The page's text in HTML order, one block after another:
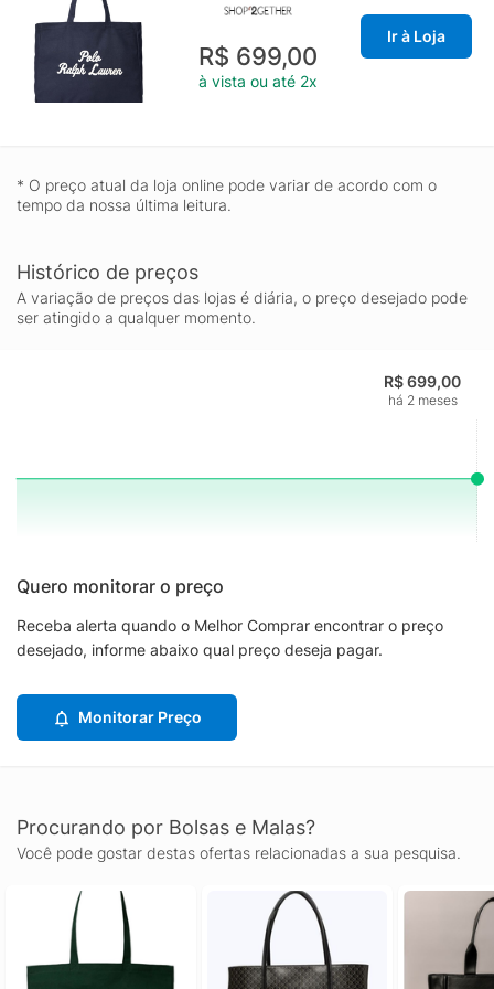
R$ 699,00
à vista ou até 2x
Ir à Loja
* O preço atual da loja online pode variar de acordo com o
tempo da nossa última leitura.
Histórico de preços
A variação de preços das lojas é diária, o preço desejado pode
ser atingido a qualquer momento.
R$ 699,00
há 2 meses
Quero monitorar o preço
Receba alerta quando o Melhor Comprar encontrar o preço
desejado, informe abaixo qual preço deseja pagar.
Monitorar Preço
Procurando por Bolsas e Malas?
Você pode gostar destas ofertas relacionadas a sua pesquisa.